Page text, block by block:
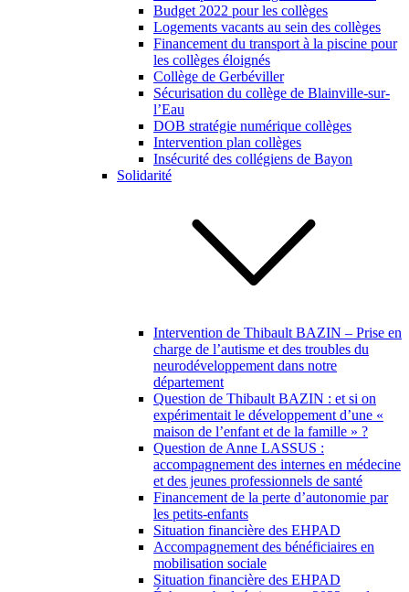
Budget 2022 pour les collèges
Logements vacants au sein des collèges
Financement du transport à la piscine pour
les collèges éloignés
Collège de Gerbéviller
Sécurisation du collège de Blainville-sur-
l’Eau
DOB stratégie numérique collèges
Intervention plan collèges
Insécurité des collégiens de Bayon
Solidarité
Intervention de Thibault BAZIN – Prise en
charge de l’autisme et des troubles du
neurodéveloppement dans notre
département
Question de Thibault BAZIN : et si on
expérimentait le développement d’une «
maison de l’enfant et de la famille » ?
Question de Anne LASSUS :
accompagnement des internes en médecine
et des jeunes professionnels de santé
Financement de la perte d’autonomie par
les petits-enfants
Situation financière des EHPAD
Accompagnement des bénéficiaires en
mobilisation sociale
Situation financière des EHPAD